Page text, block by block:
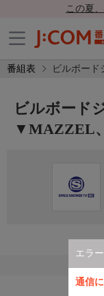
この夏
番組表 ビルボー
エラー
通信
ビルボード
▼MAZZEL